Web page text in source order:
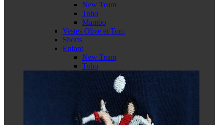
New Team
Toho
Mambo
Vestes Olive et Tom
Shorts
Enfant
New Team
Toho